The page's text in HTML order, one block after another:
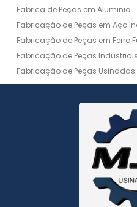
Fabrica de Peças em Aluminio
Fabricação de Peças em Aço
Fabricação de Peças em Ferro
Fabricação de Peças Industriais
Fabricação de Peças Usinadas
Fabricante de Peças de
Manutenção de Máquina
Serviço de Usinagem
Serviços de Usinagem CNC
Serviços de Usinagem de Peças
Serviços de Usinagem